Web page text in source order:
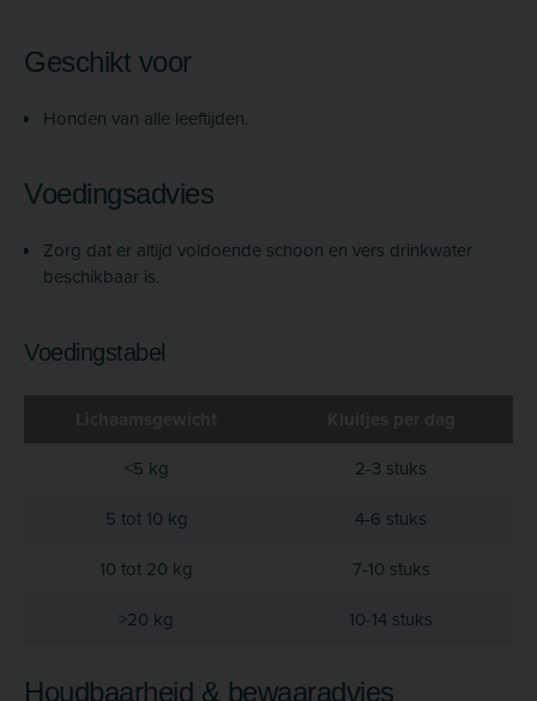
Geschikt voor
Honden van alle leeftijden.
Voedingsadvies
Zorg dat er altijd voldoende schoon en vers drinkwater
beschikbaar is.
Voedingstabel
<5 kg
2-3 stuks
5 tot 10 kg
4-6 stuks
10 tot 20 kg
7-10 stuks
>20 kg
10-14 stuks
Houdbaarheid & bewaaradvies